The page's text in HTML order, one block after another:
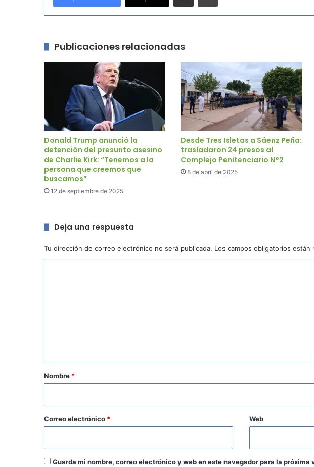
Publicaciones relacionadas
Donald Trump anunció la
detención del presunto asesino
de Charlie Kirk: “Tenemos a la
persona que creemos que
buscamos”
12 de septiembre de 2025
Desde Tres Isletas a Sáenz Peña:
trasladaron 24 presos al
Complejo Penitenciario N°2
8 de abril de 2025
Deja una respuesta
Tu dirección de correo electrónico no será publicada. Los campos obligatorios están
r
o
*
Nombre *
Correo electrónico * Web
Guarda mi nombre, correo electrónico y web en este navegador para la próxima